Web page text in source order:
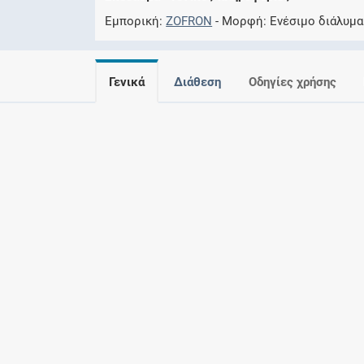
Εμπορική ZOFRON Μορφή Eνέσιμο διάλυμα
Γενικά Διάθεση Οδηγίες χρήσης